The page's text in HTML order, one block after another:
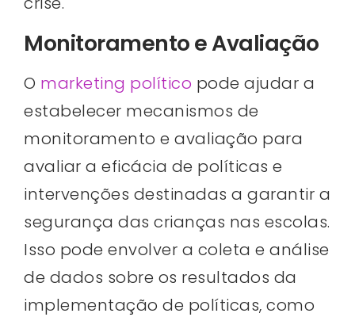
Monitoramento e Avaliação
O marketing político pode ajudar a
estabelecer mecanismos de
monitoramento e avaliação para
avaliar a eficácia de políticas e
intervenções destinadas a garantir a
segurança das crianças nas escolas.
Isso pode envolver a coleta e análise
de dados sobre os resultados da
implementação de políticas, como